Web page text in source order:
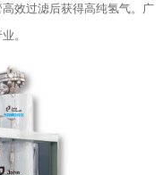
效过滤后获得高纯氢气。广
。